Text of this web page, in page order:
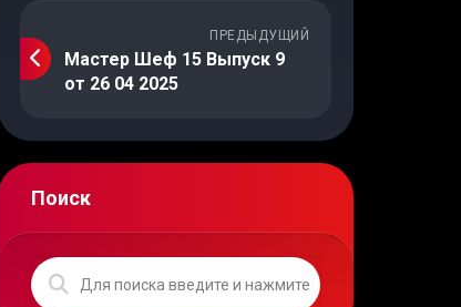
ПРЕДЫДУЩИЙ
Мастер Шеф 15 Выпуск 9
от 26 04 2025
Поиск